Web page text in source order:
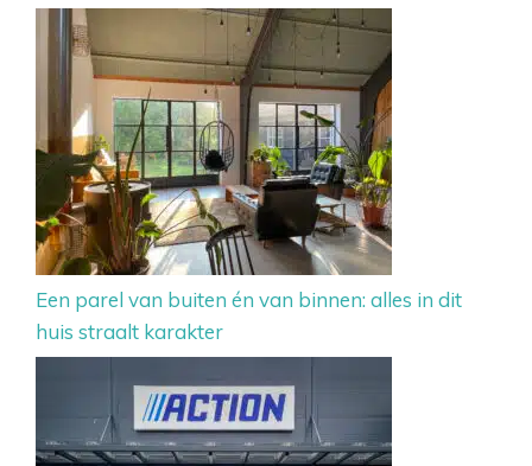
Een parel van buiten én van binnen: alles in dit
huis straalt karakter